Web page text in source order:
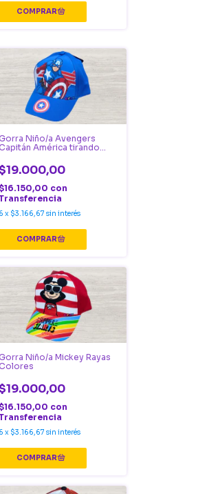
Niño/a Avengers
América tirando
$16.150,00 con
6 x $3.166,67 sin interés
Niño/a Mickey Rayas
$16.150,00 con
6 x $3.166,67 sin interés